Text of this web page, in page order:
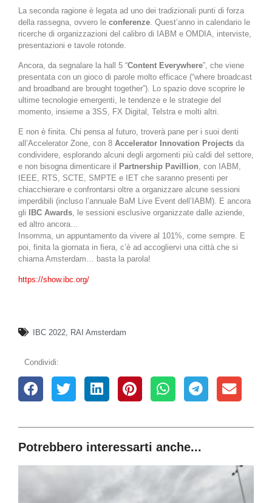
La seconda ragione è legata ad uno dei tradizionali punti di forza
della rassegna, ovvero le conferenze . Quest’anno in calendario le
ricerche di organizzazioni del calibro di IABM e OMDIA, interviste,
presentazioni e tavole rotonde.
Ancora, da segnalare la hall 5 “Content Everywhere”, che viene
presentata con un gioco di parole molto efficace (“where broadcast
and broadband are brought together”). Lo spazio dove scoprire le
ultime tecnologie emergenti, le tendenze e le strategie del
momento, insieme a 3SS, FX Digital, Telstra e molti altri.
E non è finita. Chi pensa al futuro, troverà pane per i suoi denti
all’Accelerator Zone, con 8 Accelerator Innovation Projects da
condividere, esplorando alcuni degli argomenti più caldi del settore,
e non bisogna dimenticare il
Partnership Pavillion, con IABM,
IEEE, RTS, SCTE, SMPTE e IET che saranno presenti per
chiacchierare e confrontarsi oltre a organizzare alcune sessioni
imperdibili (incluso l’annuale BaM Live Event dell’IABM). E ancora
gli IBC Awards, le sessioni esclusive organizzate dalle aziende,
ed altro ancora…
Insomma, un appuntamento da vivere al 101%, come sempre. E
poi, finita la giornata in fiera, c’è ad accogliervi una città che si
chiama Amsterdam… basta la parola!
https://show.ibc.org/
IBC 2022 RAI Amsterdam
Condividi:
Potrebbero interessarti anche...